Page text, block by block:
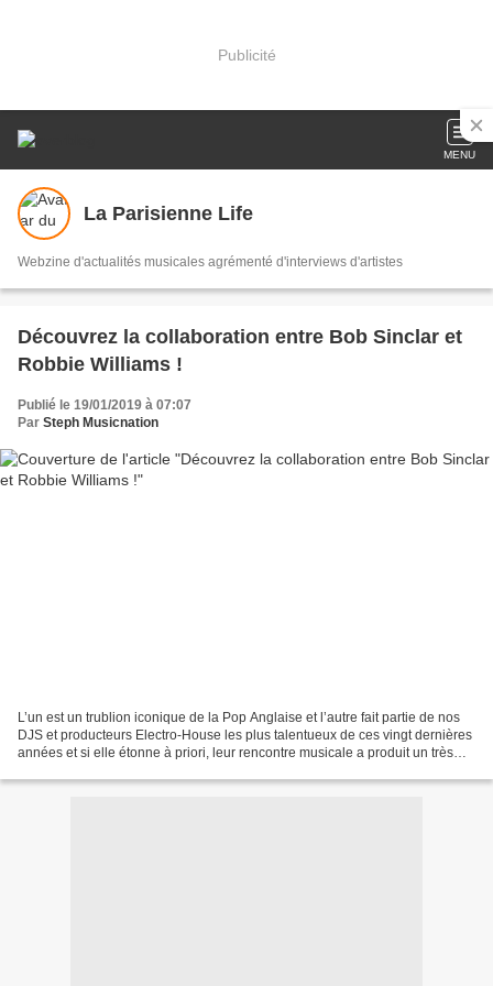
Publicité
MENU
La Parisienne Life
Webzine d'actualités musicales agrémenté d'interviews d'artistes
Découvrez la collaboration entre Bob Sinclar et
Robbie Williams !
Publié le 19/01/2019 à 07:07
Par Steph Musicnation
L’un est un trublion iconique de la Pop Anglaise et l’autre fait partie de nos
DJS et producteurs Electro-House les plus talentueux de ces vingt dernières
années et si elle étonne à priori, leur rencontre musicale a produit un très